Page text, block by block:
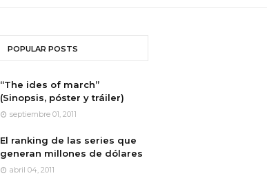
POPULAR POSTS
“The ides of march”
(Sinopsis, póster y tráiler)
septiembre 01, 2011
El ranking de las series que
generan millones de dólares
abril 04, 2011